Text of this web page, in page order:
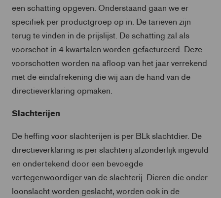
een schatting opgeven. Onderstaand gaan we er
specifiek per productgroep op in. De tarieven zijn
terug te vinden in de prijslijst. De schatting zal als
voorschot in 4 kwartalen worden gefactureerd. Deze
voorschotten worden na afloop van het jaar verrekend
met de eindafrekening die wij aan de hand van de
directieverklaring opmaken.
Slachterijen
De heffing voor slachterijen is per BLk slachtdier. De
directieverklaring is per slachterij afzonderlijk ingevuld
en ondertekend door een bevoegde
vertegenwoordiger van de slachterij. Dieren die onder
loonslacht worden geslacht, worden ook in de